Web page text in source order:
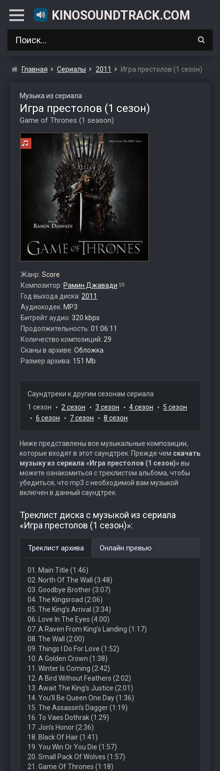
KINOSOUNDTRACK.COM
Главная Сериалы 2011 Игра престолов (1 сезон)
Музыка из сериала
Игра престолов (1 сезон)
Game of Thrones (1 season)
Жанр: Score
Композитор: Рамин Джавади 59
Год выхода диска: 2011
Аудиокодек: MP3
Битрейт аудио: 320 kbps
Продолжительность: 01:06:11
Количество композиций: 29
Сканы в архиве: Обложка
Размер архива: 151 Mb
Саундтреки к другим сезонам сериала
1 сезон
2 сезон 3 сезон 4 сезон
5 сезон
6 сезон
7 сезон 8 сезон
Ниже представлены все музыкальные композиции,
которые входят в этот саундтрек. Прежде чем скачать
музыку из сериала «Игра престолов (1 сезон)»вы
можете ознакомиться с треклистом альбома, чтобы
убедиться, что mp3 с необходимой вам музыкой
включен в данный саундтрек.
Треклист диска с музыкой из сериала
«Игра престолов (1 сезон)»:
Треклист архива Онлайн превью
01. Main Title (1:46)
02. North Of The Wall (3:48)
03. Goodbye Brother (3:07)
04. The Kingsroad (2:06)
05. The King’s Arrival (3:34)
06. Love In The Eyes (4:00)
07. A Raven From King’s Landing (1:17)
08. The Wall (2:00)
09. Things I Do For Love (1:52)
10. A Golden Crown (1:38)
11. Winter Is Coming (2:42)
12. A Bird Without Feathers (2:02)
13. Await The King’s Justice (2:01)
14. You’ll Be Queen One Day (1:36)
15. The Assassin’s Dagger (1:19)
16. To Vaes Dothrak (1:29)
17. Jon’s Honor (2:36)
18. Black Of Hair (1:41)
19. You Win Or You Die (1:57)
20. Small Pack Of Wolves (1:57)
21. Game Of Thrones (1:18)